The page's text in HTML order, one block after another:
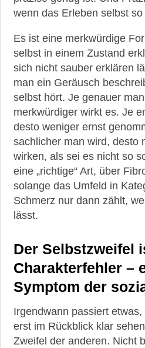
wenn das Erleben selbst
Es ist eine merkwürdige
selbst in einem Zustand
sich nicht sauber erklären
man ein Geräusch
selbst hört. Je genauer
merkwürdiger wirkt es. Je
desto weniger ernst
sachlicher man wird, desto
wirken, als sei es nicht so
eine „richtige“ Art, über
solange das Umfeld in
Schmerz nur dann zählt,
lässt.
Der Selbstzweifel
Charakterfehler –
Symptom der
Irgendwann passiert
erst im Rückblick klar
Zweifel der anderen. Nicht